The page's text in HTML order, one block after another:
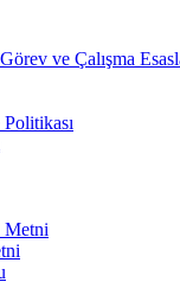
ve Çalışma
Metni